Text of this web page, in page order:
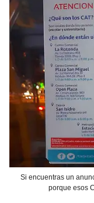
Si encuentras un
porque esos